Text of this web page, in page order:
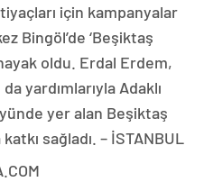
için kampanyalar
Bingöl’de ‘Beşiktaş
oldu. Erdal Erdem,
yardımlarıyla Adaklı
yer alan Beşiktaş
sağladı. – İSTANBUL